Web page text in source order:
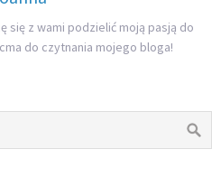
się z wami podzielić moją pasją do
do czytnania mojego bloga!